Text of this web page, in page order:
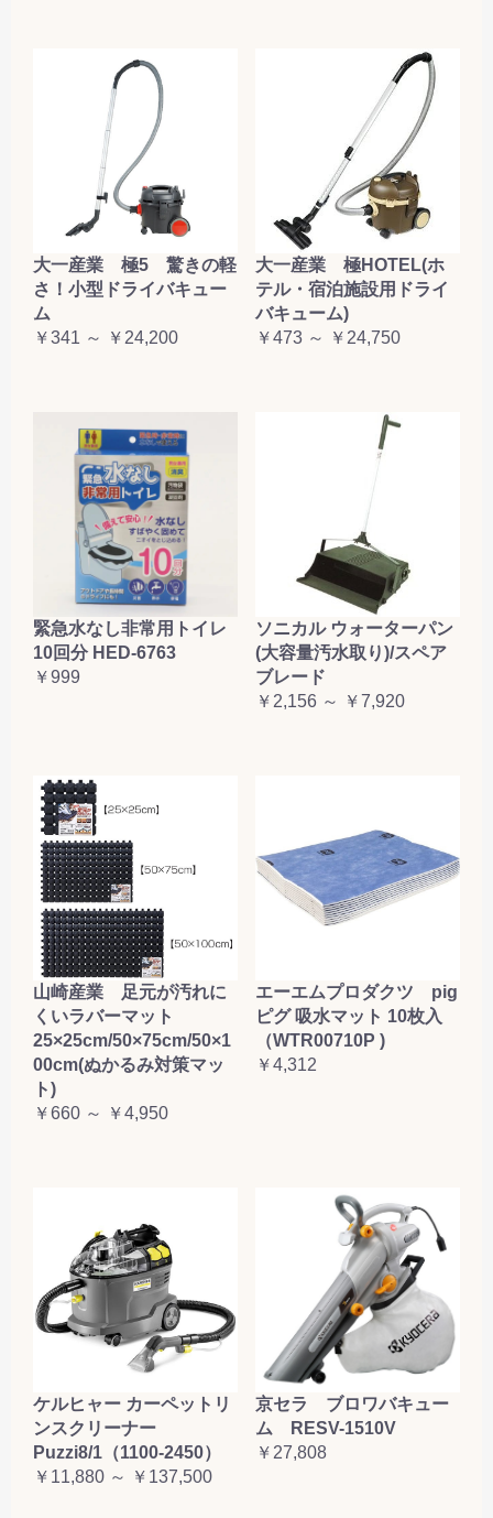
大一産業 極5 驚きの軽
さ！小型ドライバキュー
ム
￥341 ～ ￥24,200
大一産業 極HOTEL(ホ
テル・宿泊施設用ドライ
バキューム)
￥473 ～ ￥24,750
緊急水なし非常用トイレ
10回分 HED-6763
￥999
ソニカル ウォーターパン
(大容量汚水取り)/スペア
ブレード
￥2,156 ～ ￥7,920
山崎産業 足元が汚れに
くいラバーマット
25×25cm/50×75cm/50×1
00cm(ぬかるみ対策マッ
ト)
￥660 ～ ￥4,950
エーエムプロダクツ pig
ピグ 吸水マット 10枚入
（WTR00710P )
￥4,312
ケルヒャー カーペットリ
ンスクリーナー
Puzzi8/1（1100-2450）
￥11,880 ～ ￥137,500
京セラ ブロワバキュー
ム RESV-1510V
￥27,808